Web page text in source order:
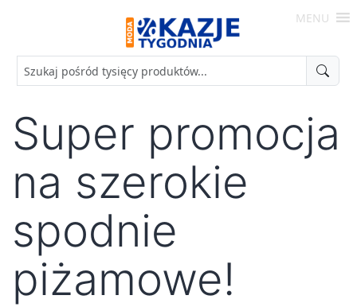
Moda
-
Okazje
MENU
Super promocja
na szerokie
spodnie
piżamowe!